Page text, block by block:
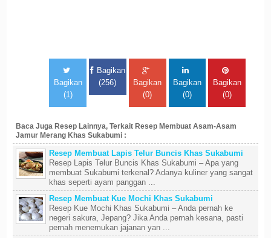
Bagikan
(1)
Bagikan
(256)
Bagikan
(0)
Bagikan
(0)
Bagikan
(0)
Baca Juga Resep Lainnya, Terkait Resep Membuat Asam-Asam
Jamur Merang Khas Sukabumi :
Resep Membuat Lapis Telur Buncis Khas Sukabumi
Resep Lapis Telur Buncis Khas Sukabumi – Apa yang
membuat Sukabumi terkenal? Adanya kuliner yang sangat
khas seperti ayam panggan ...
Resep Membuat Kue Mochi Khas Sukabumi
Resep Kue Mochi Khas Sukabumi – Anda pernah ke
negeri sakura, Jepang? Jika Anda pernah kesana, pasti
pernah menemukan jajanan yan ...